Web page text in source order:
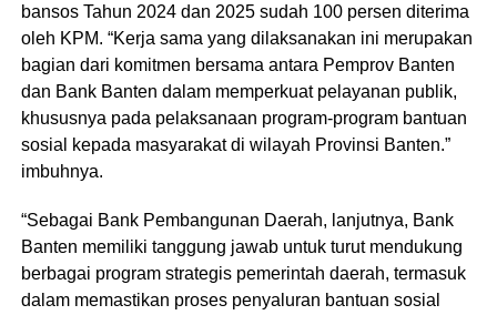
bansos Tahun 2024 dan 2025 sudah 100 persen diterima
oleh KPM. “Kerja sama yang dilaksanakan ini merupakan
bagian dari komitmen bersama antara Pemprov Banten
dan Bank Banten dalam memperkuat pelayanan publik,
khususnya pada pelaksanaan program-program bantuan
sosial kepada masyarakat di wilayah Provinsi Banten.”
imbuhnya.
“Sebagai Bank Pembangunan Daerah, lanjutnya, Bank
Banten memiliki tanggung jawab untuk turut mendukung
berbagai program strategis pemerintah daerah, termasuk
dalam memastikan proses penyaluran bantuan sosial